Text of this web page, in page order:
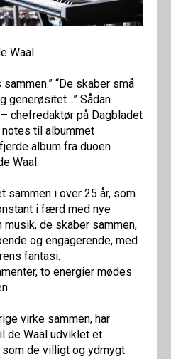
Waal
“De skaber små
generøsitet…” Sådan
chefredaktør på Dagbladet
til albummet
album fra duoen
Waal.
sammen i over 25 år, som
i færd med nye
de skaber sammen,
og engagerende, med
fantasi.
to energier mødes
virke sammen, har
de Waal udviklet et
de villigt og ydmygt